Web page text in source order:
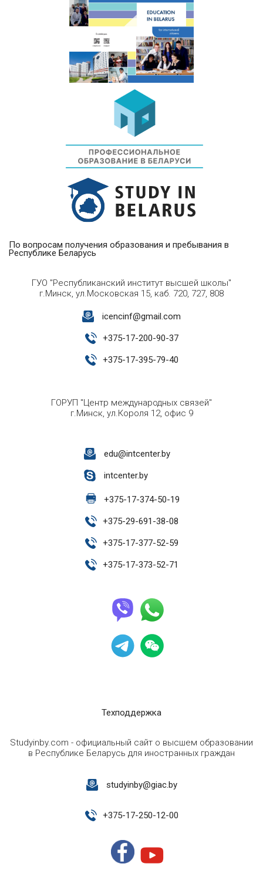
По вопросам получения образования и пребывания в
Республике Беларусь
ГУО "Республиканский институт высшей школы"
г.Минск, ул.Московская 15, каб. 720, 727, 808
icencinf@gmail.com
+375-17-200-90-37
+375-17-395-79-40
ГОРУП "Центр международных связей"
г.Минск, ул.Короля 12, офис 9
edu@intcenter.by
intcenter.by
+375-17-374-50-19
+375-29-691-38-08
+375-17-377-52-59
+375-17-373-52-71
Техподдержка
Studyinby.com - официальный сайт о высшем образовании
в Республике Беларусь для иностранных граждан
studyinby@giac.by
+375-17-250-12-00